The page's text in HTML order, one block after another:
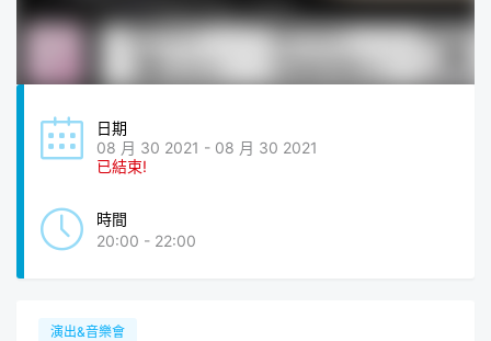
日期
08 月 30 2021 - 08 月 30 2021
已結束!
時間
20:00 - 22:00
演出&音樂會